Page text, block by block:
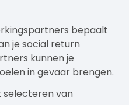
bepaalt
je social return
kunnen je
in gevaar brengen.
selecteren van